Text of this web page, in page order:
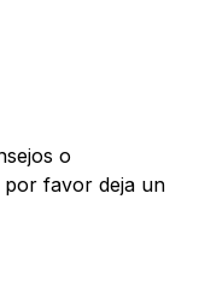
o
por favor deja un